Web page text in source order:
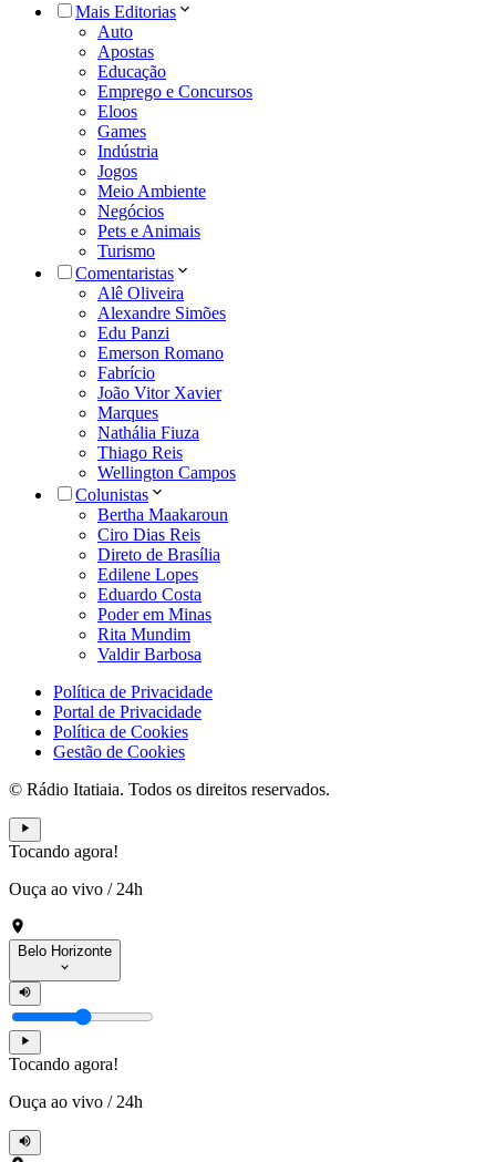
Mais Editorias
Auto
Apostas
Educação
Emprego e Concursos
Eloos
Games
Indústria
Jogos
Meio Ambiente
Negócios
Pets e Animais
Turismo
Comentaristas
Alê Oliveira
Alexandre Simões
Edu Panzi
Emerson Romano
Fabrício
João Vitor Xavier
Marques
Nathália Fiuza
Thiago Reis
Wellington Campos
Colunistas
Bertha Maakaroun
Ciro Dias Reis
Direto de Brasília
Edilene Lopes
Eduardo Costa
Poder em Minas
Rita Mundim
Valdir Barbosa
Política de Privacidade
Portal de Privacidade
Política de Cookies
Gestão de Cookies
© Rádio Itatiaia. Todos os direitos reservados.
Tocando agora!
Ouça ao vivo / 24h
Belo Horizonte
Tocando agora!
Ouça ao vivo / 24h